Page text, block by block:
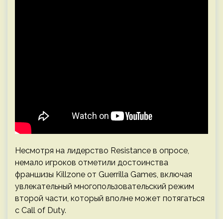
Несмотря на лидерство Resistance в опросе,
немало игроков отметили достоинства
франшизы Killzone от Guerrilla Games, включая
увлекательный многопользовательский режим
второй части, который вполне может потягаться
с Call of Duty.